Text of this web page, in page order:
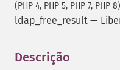
(PHP 4, PHP 5, PHP 7, PHP 8)
ldap_free_result —
Descrição